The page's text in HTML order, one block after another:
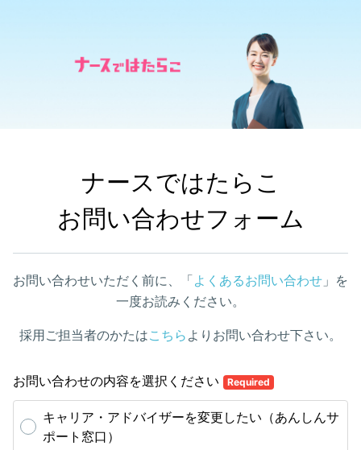
ナースではたらこ
お問い合わせフォーム
お問い合わせいただく前に、「よくあるお問い合わせ 」を
一度お読みください。
採用ご担当者のかたはこちら よりお問い合わせ下さい。
お問い合わせの内容を選択ください Required
キャリア・アドバイザーを変更したい（あんしんサ
ポート窓口）